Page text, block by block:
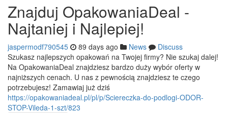
Znajduj OpakowaniaDeal -
Najtaniej i Najlepiej!
jaspermodf790545 89 days ago News
Discuss
Szukasz najlepszych opakowań na Twojej firmy? Nie szukaj dalej!
Na OpakowaniaDeal znajdziesz bardzo duży wybór oferty w
najniższych cenach. U nas z pewnością znajdziesz te czego
potrzebujesz! Zamawiaj już dziś
https://opakowaniadeal.pl/pl/p/Sciereczka-do-podlogi-ODOR-
STOP-Vileda-1-szt/823